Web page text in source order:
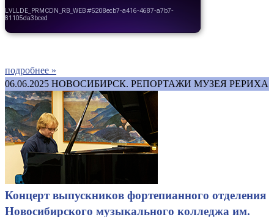
подробнее »
06.06.2025 НОВОСИБИРСК. РЕПОРТАЖИ МУЗЕЯ РЕРИХА
Концерт выпускников фортепианного отделения
Новосибирского музыкального колледжа им.